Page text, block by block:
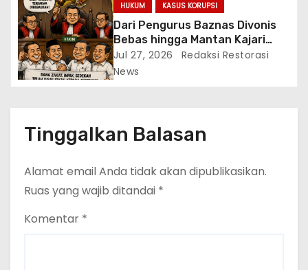
HUKUM KASUS KORUPSI
Dari Pengurus Baznas Divonis
Bebas hingga Mantan Kajari
Dipenjara
Jul 27, 2026
Redaksi Restorasi
News
Tinggalkan Balasan
Alamat email Anda tidak akan dipublikasikan.
Ruas yang wajib ditandai *
Komentar *